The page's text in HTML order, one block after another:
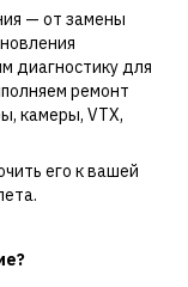
— от замены
диагностику для
ремонт
камеры, VTX,
его к вашей